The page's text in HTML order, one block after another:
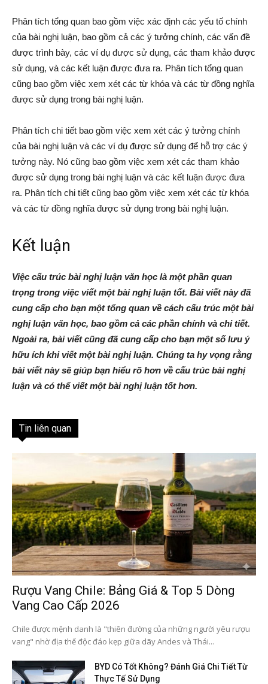
Phân tích tổng quan bao gồm việc xác định các yếu tố chính
của bài nghị luận, bao gồm cả các ý tưởng chính, các vấn đề
được trình bày, các ví dụ được sử dụng, các tham khảo được
sử dụng, và các kết luận được đưa ra. Phân tích tổng quan
cũng bao gồm việc xem xét các từ khóa và các từ đồng nghĩa
được sử dụng trong bài nghị luận.
Phân tích chi tiết bao gồm việc xem xét các ý tưởng chính
của bài nghị luận và các ví dụ được sử dụng để hỗ trợ các ý
tưởng này. Nó cũng bao gồm việc xem xét các tham khảo
được sử dụng trong bài nghị luận và các kết luận được đưa
ra. Phân tích chi tiết cũng bao gồm việc xem xét các từ khóa
và các từ đồng nghĩa được sử dụng trong bài nghị luận.
Kết luận
Việc cấu trúc bài nghị luận văn học là một phần quan
trọng trong việc viết một bài nghị luận tốt. Bài viết này đã
cung cấp cho bạn một tổng quan về cách cấu trúc một bài
nghị luận văn học, bao gồm cả các phần chính và chi tiết.
Ngoài ra, bài viết cũng đã cung cấp cho bạn một số lưu ý
hữu ích khi viết một bài nghị luận. Chúng ta hy vọng rằng
bài viết này sẽ giúp bạn hiểu rõ hơn về cấu trúc bài nghị
luận và có thể viết một bài nghị luận tốt hơn.
Tin liên quan
Rượu Vang Chile: Bảng Giá & Top 5 Dòng
Vang Cao Cấp 2026
Chile được mệnh danh là "thiên đường của những người yêu rượu
vang" nhờ địa thế độc đáo kẹp giữa dãy Andes và Thái...
BYD Có Tốt Không? Đánh Giá Chi Tiết Từ
Thực Tế Sử Dụng